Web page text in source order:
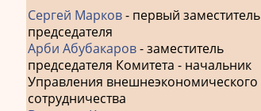
Сергей Марков- первый заместитель
председателя
Арби Абубакаров- заместитель
председателя Комитета - начальник
Управления внешнеэкономического
сотрудничества